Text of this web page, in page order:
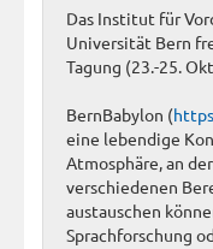
Das Institut für
Universität Bern
Tagung (23.-25.
BernBabylon (
eine lebendige
Atmosphäre, an
verschiedenen
austauschen
Sprachforschung